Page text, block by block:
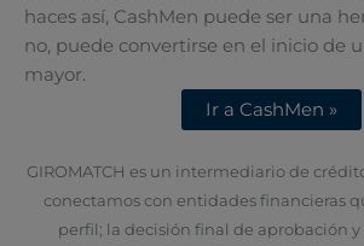
haces así, CashMen puede ser una
no, puede convertirse en el inicio de
mayor.
Ir a CashMen »
GIROMATCH es un intermediario de
conectamos con entidades financieras
perfil; la decisión final de aprobación